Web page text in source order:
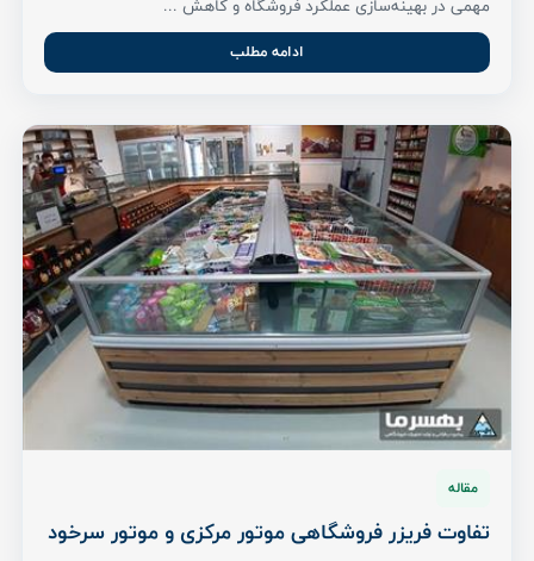
مهمی در بهینه‌سازی عملکرد فروشگاه و کاهش ...
ادامه مطلب
مقاله
تفاوت فریزر فروشگاهی موتور مرکزی و موتور سرخود